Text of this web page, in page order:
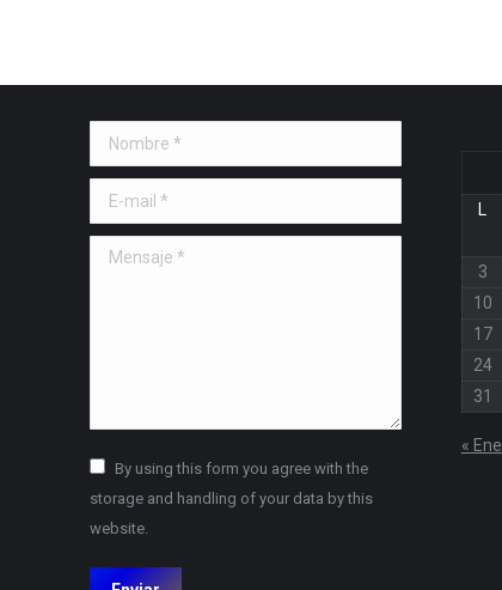
Nombre *
E-mail *
Mensaje *
By using this form you agree with the
storage and handling of your data by this
website.
L
3
10
17
24
31
« Ene